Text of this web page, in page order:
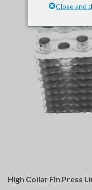
High Collar Fin Press
Close and